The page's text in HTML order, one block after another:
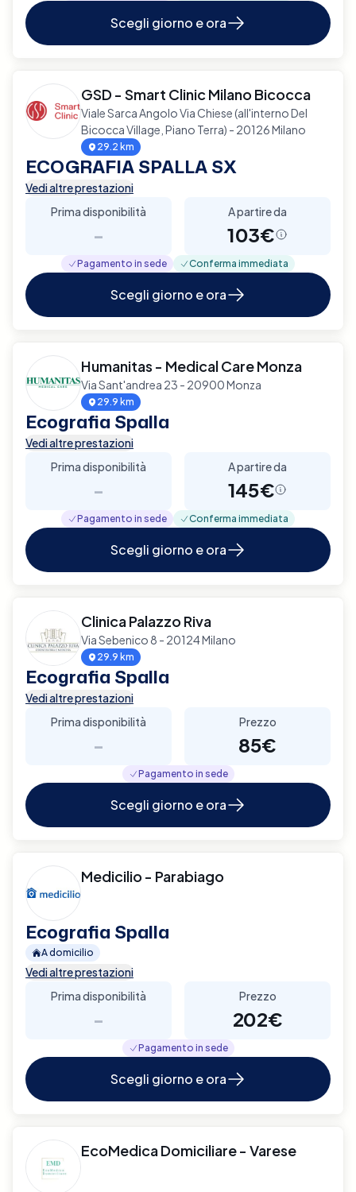
Scegli giorno e ora
GSD - Smart Clinic Milano Bicocca
Viale Sarca Angolo Via Chiese (all'interno Del
Bicocca Village, Piano Terra) - 20126 Milano
29.2 km
ECOGRAFIA SPALLA SX
Vedi altre prestazioni
Prima disponibilità
-
A partire da
103€
Pagamento in sede Conferma immediata
Scegli giorno e ora
Humanitas - Medical Care Monza
Via Sant'andrea 23 - 20900 Monza
29.9 km
Ecografia Spalla
Vedi altre prestazioni
Prima disponibilità
-
A partire da
145€
Pagamento in sede Conferma immediata
Scegli giorno e ora
Clinica Palazzo Riva
Via Sebenico 8 - 20124 Milano
29.9 km
Ecografia Spalla
Vedi altre prestazioni
Prima disponibilità
-
Prezzo
85€
Pagamento in sede
Scegli giorno e ora
Medicilio - Parabiago
Ecografia Spalla
A domicilio
Vedi altre prestazioni
Prima disponibilità
-
Prezzo
202€
Pagamento in sede
Scegli giorno e ora
EcoMedica Domiciliare - Varese